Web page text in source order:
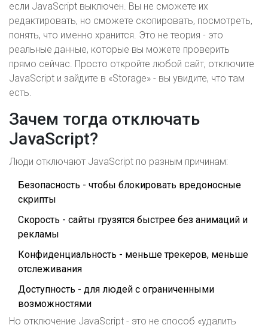
если JavaScript выключен. Вы не сможете их
редактировать, но сможете скопировать, посмотреть,
понять, что именно хранится. Это не теория - это
реальные данные, которые вы можете проверить
прямо сейчас. Просто откройте любой сайт, отключите
JavaScript и зайдите в «Storage» - вы увидите, что там
есть.
Зачем тогда отключать
JavaScript?
Люди отключают JavaScript по разным причинам:
Безопасность - чтобы блокировать вредоносные
скрипты
Скорость - сайты грузятся быстрее без анимаций и
рекламы
Конфиденциальность - меньше трекеров, меньше
отслеживания
Доступность - для людей с ограниченными
возможностями
Но отключение JavaScript - это не способ «удалить